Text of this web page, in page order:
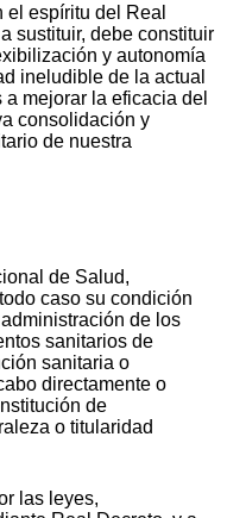
el espíritu del Real
sustituir, debe constituir
y autonomía
ineludible de la actual
mejorar la eficacia del
consolidación y
de nuestra
de Salud,
caso su condición
de los
sanitarios de
sanitaria o
directamente o
de
o titularidad
las leyes,